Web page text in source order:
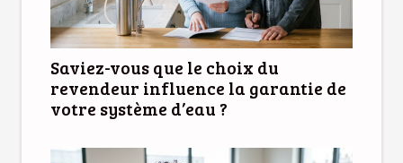
Saviez-vous que le choix du
revendeur influence la garantie de
votre système d’eau ?